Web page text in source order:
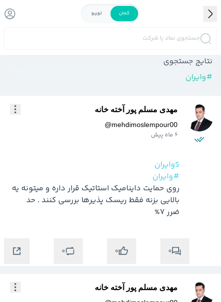
کمان توربو
جستجوی نماد یا شرکت
نتایج جستجوی
#وایران
مهدی مسلم پور آخته خانه
@mehdimoslempour00
6 ماه پیش
$وایران
#وایران
ضرر 7%
0
0
0
مهدی مسلم پور آخته خانه